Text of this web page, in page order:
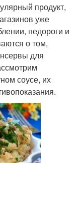
продукт,
уже
недороги и
о том,
для
соусе, их